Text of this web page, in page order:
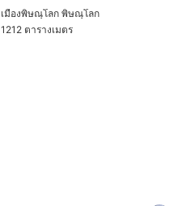
เมืองพิษณุโลก พิษณุโลก
1212 ตารางเมตร